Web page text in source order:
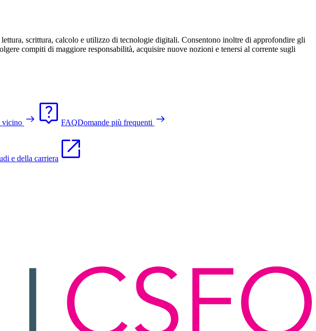
scrittura, calcolo e utilizzo di tecnologie digitali. Consentono inoltre di approfondire gli
compiti di maggiore responsabilità, acquisire nuove nozioni e tenersi al corrente sugli
vicino FAQDomande più frequenti
e della carriera